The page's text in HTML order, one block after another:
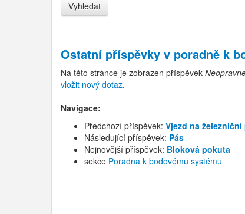
Ostatní příspěvky v poradně k
Na této stránce je zobrazen příspěvek
vložit nový dotaz.
Navigace:
Předchozí příspěvek: Vjezd na
Následující příspěvek: Pás
Nejnovější příspěvek: Bloková pokuta
sekce Poradna k bodovému systému